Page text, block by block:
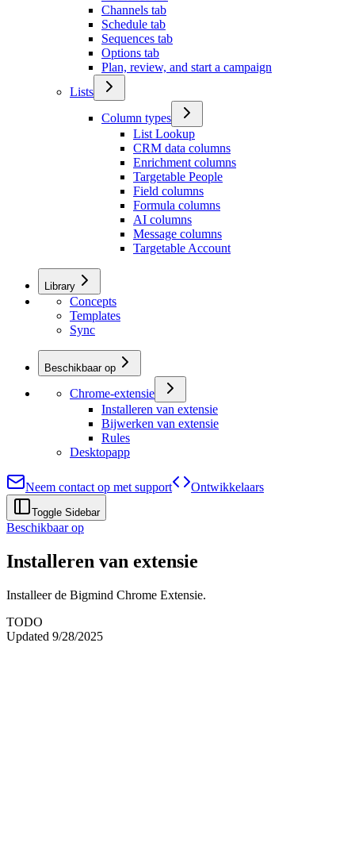
Channels tab
Schedule tab
Sequences tab
Options tab
Plan, review, and start a campaign
Lists
Column types
List Lookup
CRM data columns
Enrichment columns
Targetable People
Field columns
Formula columns
AI columns
Message columns
Targetable Account
Library
Concepts
Templates
Sync
Beschikbaar op
Chrome-extensie
Installeren van extensie
Bijwerken van extensie
Rules
Desktopapp
Neem contact op met support Ontwikkelaars
Toggle Sidebar
Beschikbaar op
Installeren van extensie
Installeer de Bigmind Chrome Extensie.
TODO
Updated 9/28/2025